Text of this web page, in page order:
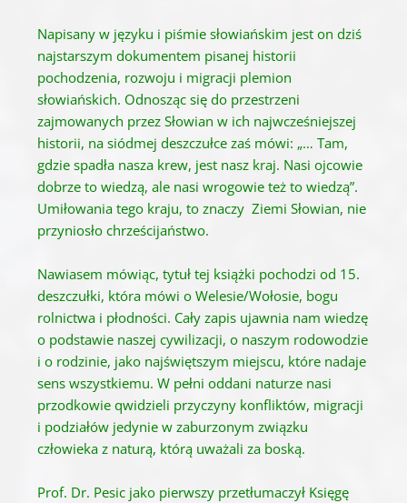
Napisany w języku i piśmie słowiańskim jest on dziś
najstarszym dokumentem pisanej historii
pochodzenia, rozwoju i migracji plemion
słowiańskich. Odnosząc się do przestrzeni
zajmowanych przez Słowian w ich najwcześniejszej
historii, na siódmej deszczułce zaś mówi: „… Tam,
gdzie spadła nasza krew, jest nasz kraj. Nasi ojcowie
dobrze to wiedzą, ale nasi wrogowie też to wiedzą”.
Umiłowania tego kraju, to znaczy Ziemi Słowian, nie
przyniosło chrześcijaństwo.
Nawiasem mówiąc, tytuł tej książki pochodzi od 15.
deszczułki, która mówi o Welesie/Wołosie, bogu
rolnictwa i płodności. Cały zapis ujawnia nam wiedzę
o podstawie naszej cywilizacji, o naszym rodowodzie
i o rodzinie, jako najświętszym miejscu, które nadaje
sens wszystkiemu. W pełni oddani naturze nasi
przodkowie qwidzieli przyczyny konfliktów, migracji
i podziałów jedynie w zaburzonym związku
człowieka z naturą, którą uważali za boską.
Prof. Dr. Pesic jako pierwszy przetłumaczył Księgę